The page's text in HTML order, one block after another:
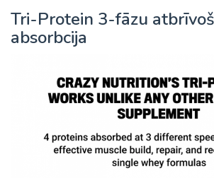
Tri-Protein 3-fāzu
absorbcija